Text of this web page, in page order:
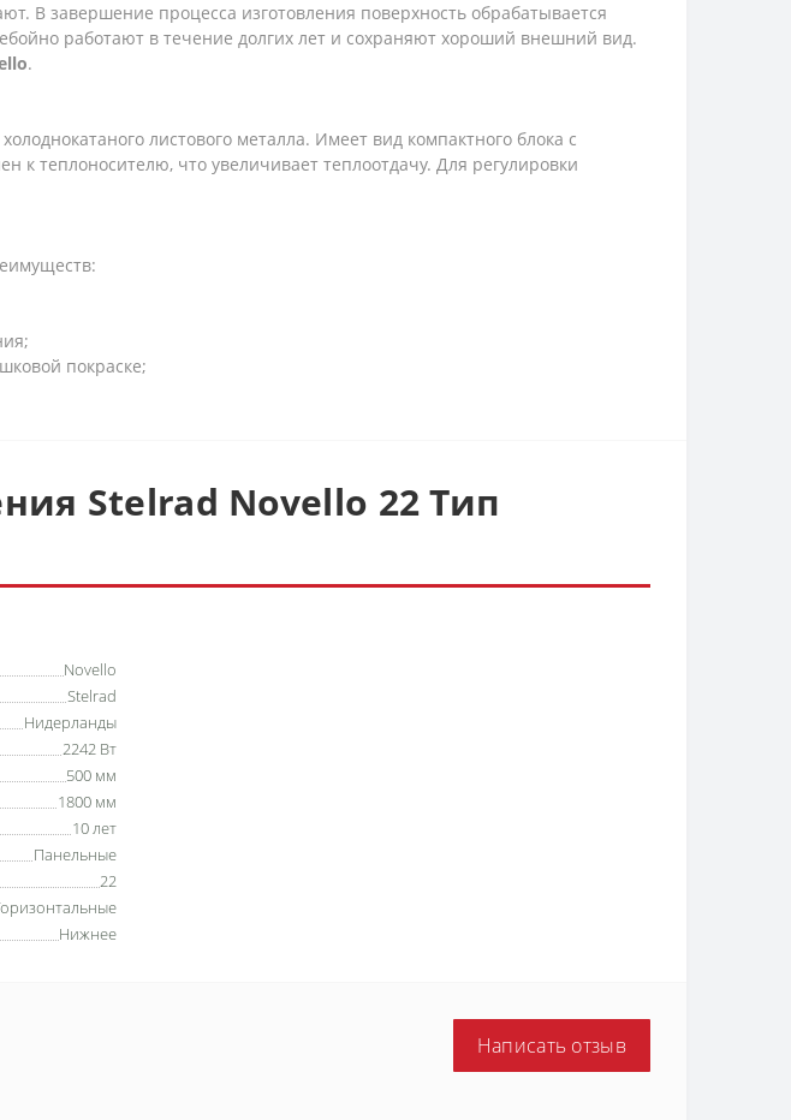
В завершение процесса изготовления поверхность обрабатывается
работают в течение долгих лет и сохраняют хороший внешний вид.
.
листового металла. Имеет вид компактного блока с
теплоносителю, что увеличивает теплоотдачу. Для регулировки
покраске;
Stelrad Novello 22 Тип
Novello
Stelrad
Нидерланды
2242 Вт
500 мм
1800 мм
10 лет
Панельные
22
Нижнее
Написать отзыв